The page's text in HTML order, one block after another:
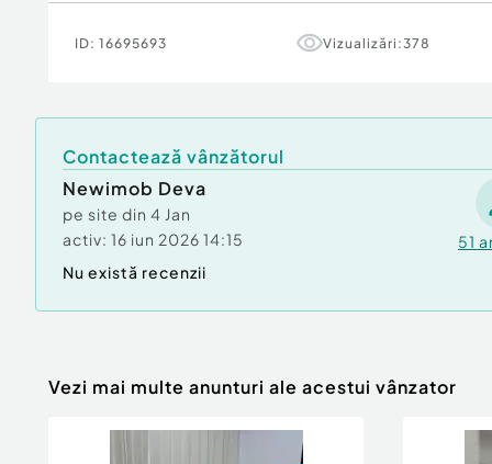
Site: newimob.ro
ID: 16695693 Vizualizări:378
Contactează vânzătorul
Newimob Deva
pe site din 4 Jan
activ: 16 iun 2026 14:15 51
Nu există recenzii
Vezi mai multe anunturi ale acestui vânzator